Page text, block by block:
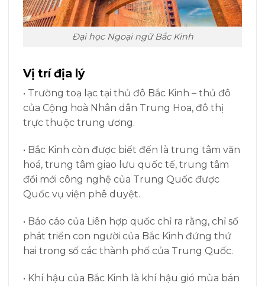
Đại học Ngoại ngữ Bắc Kinh
Vị trí địa lý
• Trường toạ lạc tại thủ đô Bắc Kinh – thủ đô
của Cộng hoà Nhân dân Trung Hoa, đô thị
trực thuộc trung ương.
• Bắc Kinh còn được biết đến là trung tâm văn
hoá, trung tâm giao lưu quốc tế, trung tâm
đổi mới công nghệ của Trung Quốc được
Quốc vụ viện phê duyệt.
• Báo cáo của Liên hợp quốc chỉ ra rằng, chỉ số
phát triển con người của Bắc Kinh đứng thứ
hai trong số các thành phố của Trung Quốc.
• Khí hậu của Bắc Kinh là khí hậu gió mùa bán